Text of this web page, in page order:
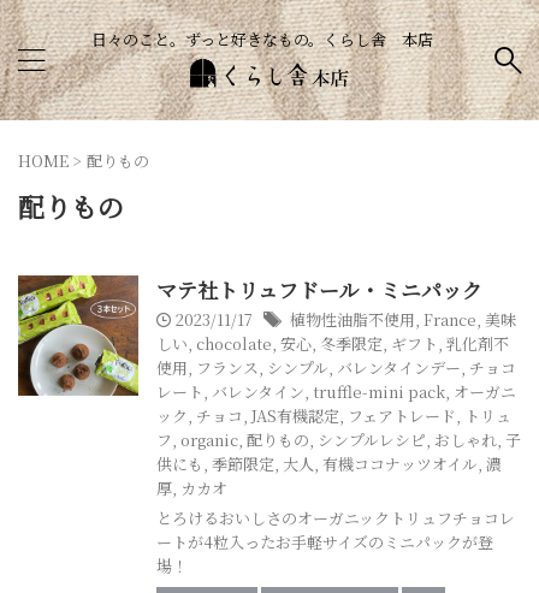
日々のこと。ずっと好きなもの。くらし舎 本店
HOME > 配りもの
配りもの
マテ社トリュフドール・ミニパック
2023/11/17 植物性油脂不使用, France, 美味
しい, chocolate, 安心, 冬季限定, ギフト, 乳化剤不
使用, フランス, シンプル, バレンタインデー, チョコ
レート, バレンタイン, truffle-mini pack, オーガニ
ック, チョコ, JAS有機認定, フェアトレード, トリュ
フ, organic, 配りもの, シンプルレシピ, おしゃれ, 子
供にも , 季節限定, 大人, 有機ココナッツオイル, 濃
厚, カカオ
とろけるおいしさのオーガニックトリュフチョコレ
ートが4粒入ったお手軽サイズのミニパックが登
場！